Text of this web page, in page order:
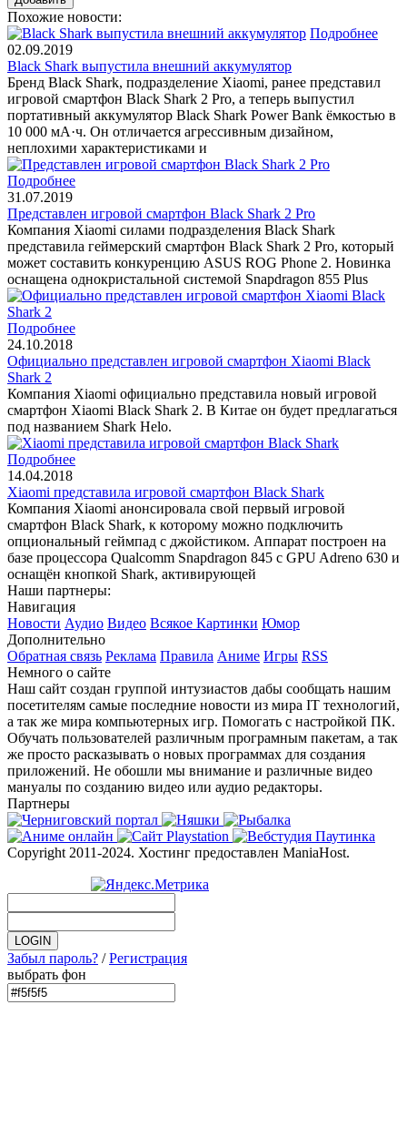
Похожие новости:
Подробнее
02.09.2019
Black Shark выпустила внешний аккумулятор
Бренд Black Shark, подразделение Xiaomi, ранее представил
игровой смартфон Black Shark 2 Pro, а теперь выпустил
портативный аккумулятор Black Shark Power Bank ёмкостью в
10 000 мА·ч. Он отличается агрессивным дизайном,
неплохими характеристиками и
Подробнее
31.07.2019
Представлен игровой смартфон Black Shark 2 Pro
Компания Xiaomi силами подразделения Black Shark
представила геймерский смартфон Black Shark 2 Pro, который
может составить конкуренцию ASUS ROG Phone 2. Новинка
оснащена однокристальной системой Snapdragon 855 Plus
Подробнее
24.10.2018
Официально представлен игровой смартфон Xiaomi Black
Shark 2
Компания Xiaomi официально представила новый игровой
смартфон Xiaomi Black Shark 2. В Китае он будет предлагаться
под названием Shark Helo.
Подробнее
14.04.2018
Xiaomi представила игровой смартфон Black Shark
Компания Xiaomi анонсировала свой первый игровой
смартфон Black Shark, к которому можно подключить
опциональный геймпад с джойстиком. Аппарат построен на
базе процессора Qualcomm Snapdragon 845 с GPU Adreno 630 и
оснащён кнопкой Shark, активирующей
Наши партнеры:
Навигация
Новости Аудио Видео Всякое Картинки Юмор
Дополнительно
Обратная связь Реклама Правила Аниме Игры RSS
Немного о сайте
Наш сайт создан группой интузиастов дабы сообщать нашим
посетителям самые последние новости из мира IT технологий,
а так же мира компьютерных игр. Помогать с настройкой ПК.
Обучать пользователей различным програмным пакетам, а так
же просто расказывать о новых программах для создания
приложений. Не обошли мы внимание и различные видео
мануалы по созданию видео или аудио редакторы.
Партнеры
Copyright 2011-2024. Хостинг предоставлен ManiaHost.
Забыл пароль? /Регистрация
выбрать фон